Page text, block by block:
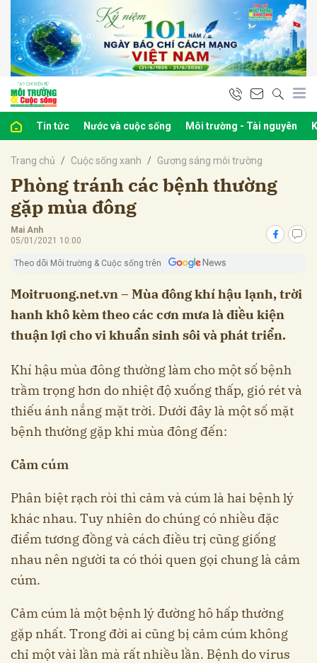
Tin tức Nước và cuộc sống Môi trường - Tài nguyên
Trang chủ Cuộc sống xanh Gương sáng môi trường
Phòng tránh các bệnh thường
gặp mùa đông
Mai Anh
05/01/2021 10:00
Theo dõi Môi trường & Cuộc sống trên
Moitruong.net.vn – Mùa đông khí hậu lạnh, trời
hanh khô kèm theo các cơn mưa là điều kiện
thuận lợi cho vi khuẩn sinh sôi và phát triển.
Khí hậu mùa đông thường làm cho một số bệnh
trầm trọng hơn do nhiệt độ xuống thấp, gió rét và
thiếu ánh nắng mặt trời. Dưới đây là một số mặt
bệnh thường gặp khi mùa đông đến:
Cảm cúm
Phân biệt rạch ròi thì cảm và cúm là hai bệnh lý
khác nhau. Tuy nhiên do chúng có nhiều đặc
điểm tương đồng và cách điều trị cũng giống
nhau nên người ta có thói quen gọi chung là cảm
cúm.
Cảm cúm là một bệnh lý đường hô hấp thường
gặp nhất. Trong đời ai cũng bị cảm cúm không
chỉ một vài lần mà rất nhiều lần. Bệnh do virus
luận